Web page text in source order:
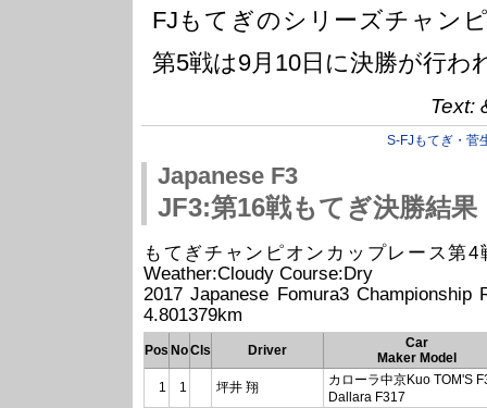
FJもてぎのシリーズチャン
第5戦は9月10日に決勝が行わ
Text:
S-FJもてぎ・菅
Japanese F3
JF3:第16戦もてぎ決勝結果
もてぎチャンピオンカップレース第4
Weather:Cloudy Course:Dry
2017 Japanese Fomura3
4.801379km
Pos NoCls Driver
Car
Maker Model
1
1 坪井 翔
カローラ中京Kuo TOM'S
Dallara F317